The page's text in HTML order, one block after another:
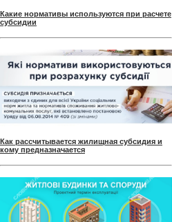
Какие нормативы используются при расчете
субсидии
Как рассчитывается жилищная субсидия и
кому предназначается